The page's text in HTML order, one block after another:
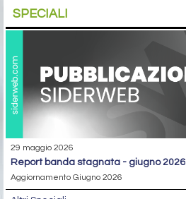
SPECIALI
29 maggio 2026
report banda stagnata - giugno 2026
Aggiornamento Giugno 2026